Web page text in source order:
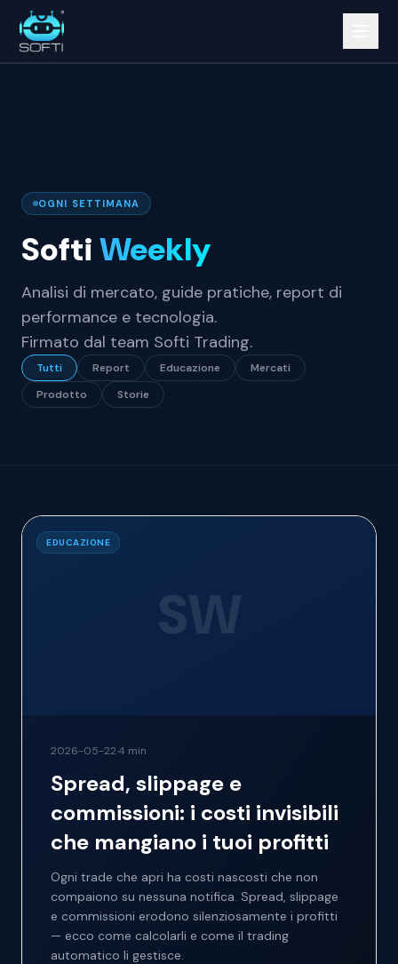
OGNI SETTIMANA
SoftiWeekly
Analisi di mercato, guide pratiche, report di
performance e tecnologia.
Firmato dal team Softi Trading.
Tutti Report Educazione
Mercati
Prodotto
Storie
SW
EDUCAZIONE
2026-05-22·4 min
Spread, slippage e
commissioni: i costi invisibili
che mangiano i tuoi profitti
Ogni trade che apri ha costi nascosti che non
compaiono su nessuna notifica. Spread, slippage
e commissioni erodono silenziosamente i profitti
— ecco come calcolarli e come il trading
automatico li gestisce.